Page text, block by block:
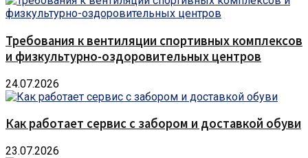
Требования к вентиляции спортивных комплексов
и физкультурно-оздоровительных центров
24.07.2026
Как работает сервис с забором и доставкой обуви
23.07.2026